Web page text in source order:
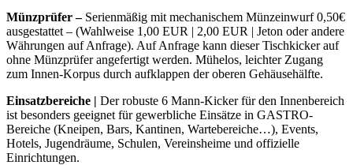
Münzprüfer – Serienmäßig mit mechanischem Münzeinwurf 0,50€
ausgestattet – (Wahlweise 1,00 EUR | 2,00 EUR | Jeton oder andere
Währungen auf Anfrage). Auf Anfrage kann dieser Tischkicker auf
ohne Münzprüfer angefertigt werden. Mühelos, leichter Zugang
zum Innen-Korpus durch aufklappen der oberen Gehäusehälfte.
Einsatzbereiche | Der robuste 6 Mann-Kicker für den Innenbereich
ist besonders geeignet für gewerbliche Einsätze in GASTRO-
Bereiche (Kneipen, Bars, Kantinen, Wartebereiche…), Events,
Hotels, Jugendräume, Schulen, Vereinsheime und offizielle
Einrichtungen.